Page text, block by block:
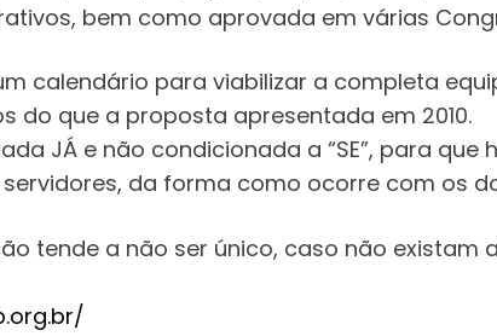
bem como aprovada em várias
calendário para viabilizar a completa
do que a proposta apresentada em 2010.
JÁ e não condicionada a “SE”, para
da forma como ocorre com os
tende a não ser único, caso não existam